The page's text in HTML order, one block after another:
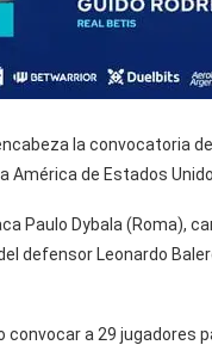
la convocatoria
América de Estados
Paulo Dybala (Roma),
defensor Leonardo
convocar a 29